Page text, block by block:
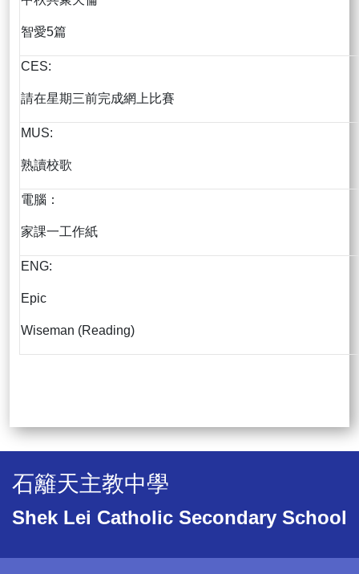
智愛5篇
CES:
請在星期三前完成網上比賽
MUS:
熟讀校歌
電腦：
家課一工作紙
ENG:
Epic
Wiseman (Reading)
石籬天主教中學
Shek Lei Catholic Secondary School